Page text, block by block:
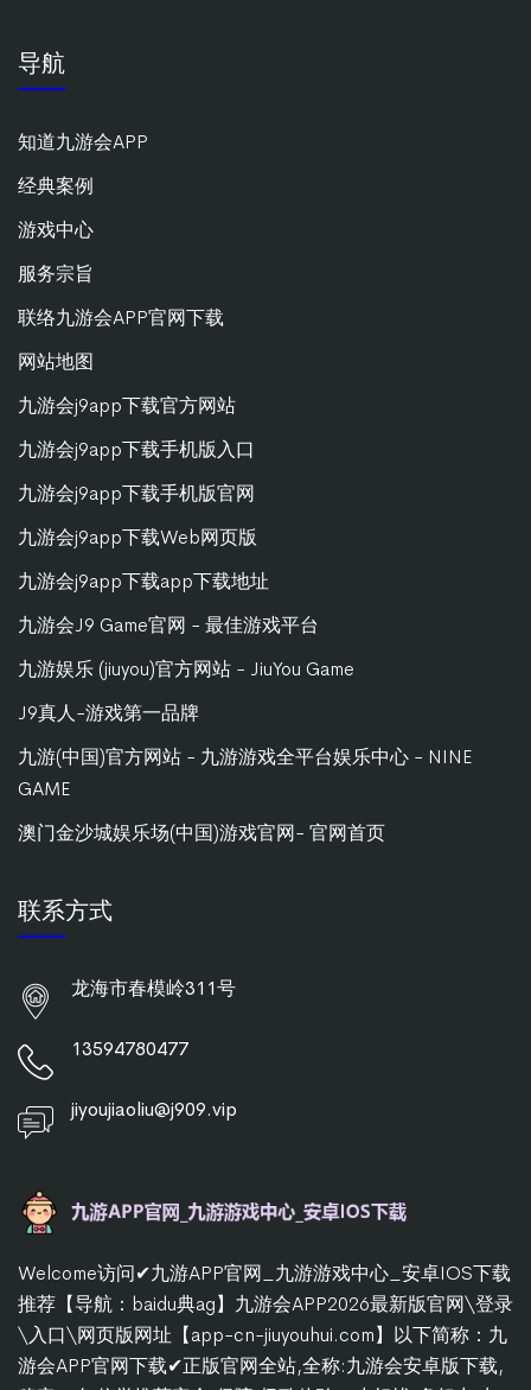
导航
知道九游会APP
经典案例
游戏中心
服务宗旨
联络九游会APP官网下载
网站地图
九游会j9app下载官方网站
九游会j9app下载手机版入口
九游会j9app下载手机版官网
九游会j9app下载Web网页版
九游会j9app下载app下载地址
九游会J9 Game官网 - 最佳游戏平台
九游娱乐 (jiuyou)官方网站 - JiuYou Game
J9真人-游戏第一品牌
九游(中国)官方网站 - 九游游戏全平台娱乐中心 - NINE
GAME
澳门金沙城娱乐场(中国)游戏官网- 官网首页
联系方式
龙海市春模岭311号
13594780477
jiyoujiaoliu@j909.vip
Welcome访问✔九游APP官网_九游游戏中心_安卓IOS下载
推荐【导航：baidu典ag】九游会APP2026最新版官网\登录
\入口\网页版网址【app-cn-jiuyouhui.com】以下简称：九
游会APP官网下载✔正版官网全站,全称:九游会安卓版下载,